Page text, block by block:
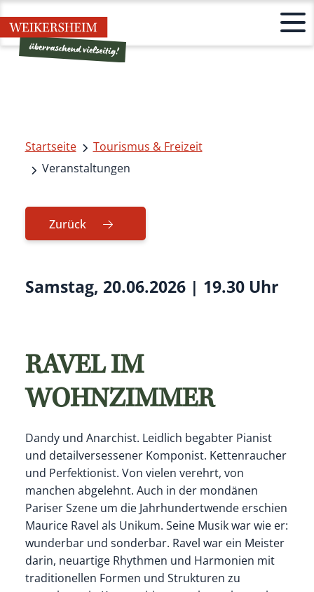
Startseite
Tourismus & Freizeit
Veranstaltungen
Zurück
Samstag, 20.06.2026 | 19.30 Uhr
RAVEL IM
WOHNZIMMER
Dandy und Anarchist. Leidlich begabter Pianist
und detailversessener Komponist. Kettenraucher
und Perfektionist. Von vielen verehrt, von
manchen abgelehnt. Auch in der mondänen
Pariser Szene um die Jahrhundertwende erschien
Maurice Ravel als Unikum. Seine Musik war wie er:
wunderbar und sonderbar. Ravel war ein Meister
darin, neuartige Rhythmen und Harmonien mit
traditionellen Formen und Strukturen zu